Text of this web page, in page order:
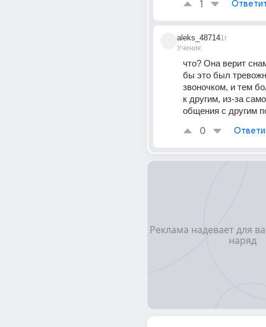
1
aleks_48714
Ученик
1г
что? Она верит
бы это был
звоночком, и тем
к другим, из-за
общения с другим
0